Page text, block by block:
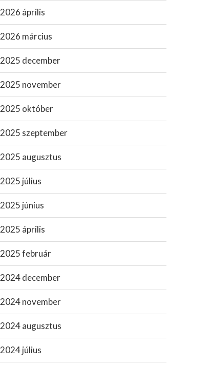
2026 április
2026 március
2025 december
2025 november
2025 október
2025 szeptember
2025 augusztus
2025 július
2025 június
2025 április
2025 február
2024 december
2024 november
2024 augusztus
2024 július